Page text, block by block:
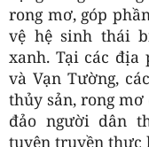
rong mơ, góp
vệ hệ sinh thái
xanh. Tại các địa
và Vạn Tường,
thủy sản, rong
đảo người dân
tuyên truyền thực